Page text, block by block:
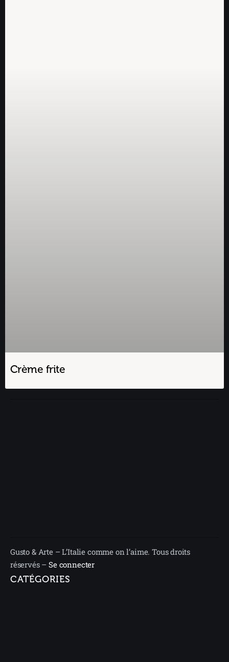
Crème frite
Gusto & Arte – L’Italie comme on l’aime. Tous droits
réservés –Se connecter
CATÉGORIES